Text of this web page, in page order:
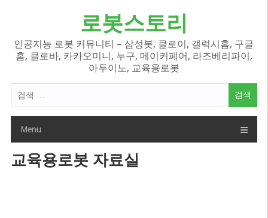
로봇스토리
인공지능 로봇 커뮤니티 – 삼성봇, 클로이, 갤럭시홈, 구글
홈, 클로바, 카카오미니, 누구, 메이커페어, 라즈베리파이,
아두이노, 교육용로봇
색
Menu
교육용로봇 자료실